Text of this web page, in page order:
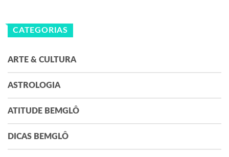
CATEGORIAS
ARTE & CULTURA
ASTROLOGIA
ATITUDE BEMGLÔ
DICAS BEMGLÔ